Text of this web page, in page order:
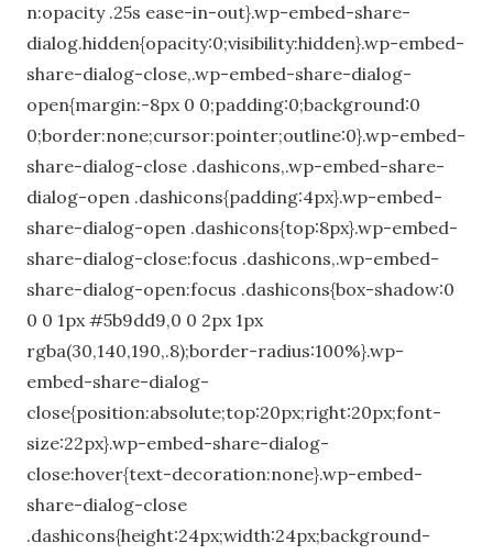
n:opacity .25s ease-in-out}.wp-embed-share-
dialog.hidden{opacity:0;visibility:hidden}.wp-embed-
share-dialog-close,.wp-embed-share-dialog-
open{margin:-8px 0 0;padding:0;background:0
0;border:none;cursor:pointer;outline:0}.wp-embed-
share-dialog-close .dashicons,.wp-embed-share-
dialog-open .dashicons{padding:4px}.wp-embed-
share-dialog-open .dashicons{top:8px}.wp-embed-
share-dialog-close:focus .dashicons,.wp-embed-
share-dialog-open:focus .dashicons{box-shadow:0
0 0 1px #5b9dd9,0 0 2px 1px
rgba(30,140,190,.8);border-radius:100%}.wp-
embed-share-dialog-
close{position:absolute;top:20px;right:20px;font-
size:22px}.wp-embed-share-dialog-
close:hover{text-decoration:none}.wp-embed-
share-dialog-close
.dashicons{height:24px;width:24px;background-